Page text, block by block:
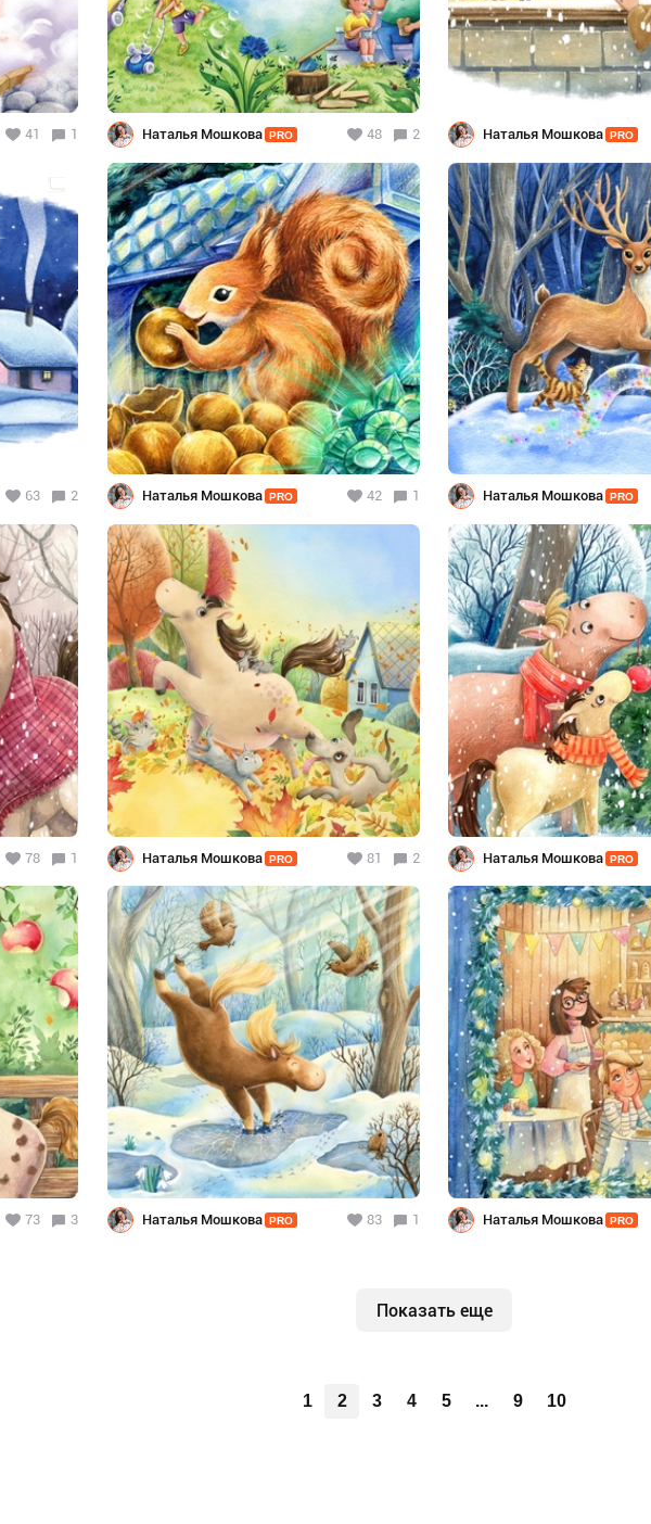
41 1 Наталья Мошкова PRO 48 2 Наталья Мошкова PRO
63 2 Наталья Мошкова PRO 42 1 Наталья Мошкова PRO
78 1 Наталья Мошкова PRO 81 2 Наталья Мошкова PRO
73 3 Наталья Мошкова PRO 83 1 Наталья Мошкова PRO
Показать еще
1 2 3 4 5 ... 9 10